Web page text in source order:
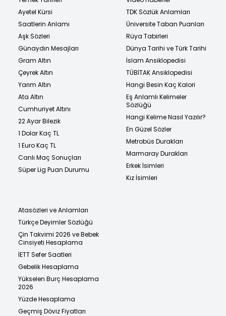
Ayetel Kürsi
Saatlerin Anlamı
Aşk Sözleri
Günaydın Mesajları
Gram Altın
Çeyrek Altın
Yarım Altın
Ata Altın
Cumhuriyet Altını
22 Ayar Bilezik
1 Dolar Kaç TL
1 Euro Kaç TL
Canlı Maç Sonuçları
Süper Lig Puan Durumu
TDK Sözlük Anlamları
Üniversite Taban Puanları
Rüya Tabirleri
Dünya Tarihi ve Türk Tarihi
İslam Ansiklopedisi
TÜBİTAK Ansiklopedisi
Hangi Besin Kaç Kalori
Eş Anlamlı Kelimeler
Sözlüğü
Hangi Kelime Nasıl Yazılır?
En Güzel Sözler
Metrobüs Durakları
Marmaray Durakları
Erkek İsimleri
Kız İsimleri
Atasözleri ve Anlamları
Türkçe Deyimler Sözlüğü
Çin Takvimi 2026 ve Bebek
Cinsiyeti Hesaplama
İETT Sefer Saatleri
Gebelik Hesaplama
Yükselen Burç Hesaplama
2026
Yüzde Hesaplama
Geçmiş Döviz Fiyatları